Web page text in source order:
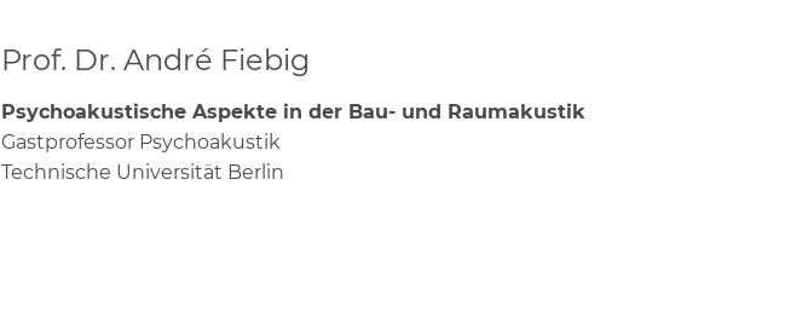
Prof. Dr. André Fiebig
Psychoakustische Aspekte in der Bau- und Raumakustik
Gastprofessor Psychoakustik
Technische Universität Berlin